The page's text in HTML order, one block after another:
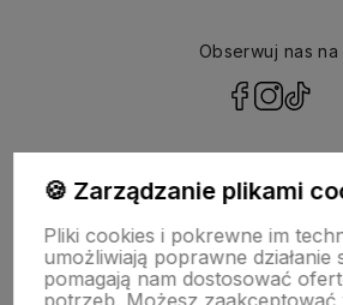
Obserwuj nas na
NASZA SELEKCJA
🍪 Zarządzanie plikami
Pliki cookies i pokrewne im
umożliwiają poprawne działanie
pomagają nam dostosować
potrzeb. Możesz